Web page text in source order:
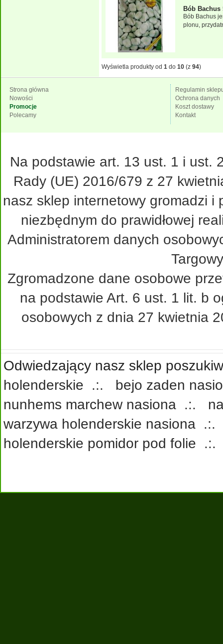
Bób Bachus
Bób Bachus
plonu,
Wyświetla produkty od 1 do 10 (z 94)
Strona główna
Nowości
Promocje
Polecamy
Regulamin
Ochrona danych
Koszt dostawy
Kontakt
Na podstawie art. 13 ust. 1 i ust.
Rady (UE) 2016/679 z 27
nasz sklep internetowy gromadzi
niezbędnym do prawidłowej
Administratorem danych
Zgromadzone dane osobowe
na podstawie Art. 6 ust. 1 lit. b
osobowych z dnia 27 kwietnia
Odwiedzający nasz sklep
holenderskie .:. bejo zaden
nunhems marchew nasiona .:.
warzywa holenderskie nasiona
holenderskie pomidor pod folie